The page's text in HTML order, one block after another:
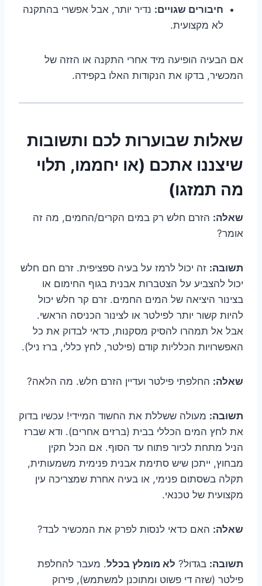
חיבורים שגויים: נדיר יותר, אבל אפשרי בהתקנה
לא מקצועית.
אם הבעיה הופיעה מיד אחרי התקנה או הזזה של
המכשיר, בדקו את הנקודות האלו בקפידה.
שאלות שבוערות לכם ותשובות
שיצננו אתכם (או יחממו, תלוי
מה תמזגו)
שאלה: הזרם חלש רק במים הקרים/החמים, מה זה
אומר?
תשובה: זה יכול לרמז על בעיה ספציפית. זרם חם חלש
יכול להצביע על הצטברות אבנית בגוף החימום או
בצינור היציאה של המים החמים. זרם קר חלש יכול
להיות קשור יותר לפילטר או לצינור הכניסה הראשי.
אבל אל תמהרו להסיק מסקנות, כדאי לבדוק את כל
האפשרויות הכלליות קודם (פילטר, לחץ כללי, ברז ניל).
שאלה: החלפתי פילטר ועדיין הזרם חלש. מה הלאה?
תשובה: מעולה ששללת את החשוד המיידי! עכשיו בדוק
את לחץ המים הכללי בבית (ברזים אחרים). ודא שברז
הניל מתחת לכיור פתוח עד הסוף. אם הכל תקין
מבחוץ, ייתכן שיש סתימת אבנית פנימית משמעותית,
תקלה בשסתום פנימי, או בעיה אחרת שמצריכה עין
מקצועית של טכנאי.
שאלה: האם כדאי לנסות לפרק את המכשיר לבד?
תשובה: בגדול? לא מומלץ בכלל. מעבר להחלפת
פילטר (שזה די פשוט ומתוכנן למשתמש), פירוק